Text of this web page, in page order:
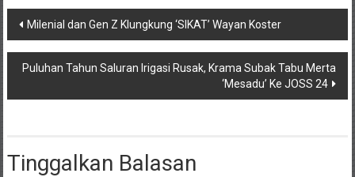
Navigasi
pos
Milenial dan Gen Z Klungkung ‘SIKAT’ Wayan Koster
Puluhan Tahun Saluran Irigasi Rusak, Krama Subak Tabu Merta
‘Mesadu’ Ke JOSS 24
Tinggalkan Balasan